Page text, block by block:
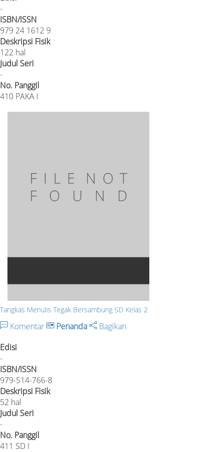
-
ISBN/ISSN
979 24 1612 9
Deskripsi Fisik
122 hal
Judul Seri
-
No. Panggil
410 PAKA I
Tangkas Menulis Tegak Bersambung SD Kelas 2
Komentar Penanda
Bagikan
Edisi
-
ISBN/ISSN
979-514-766-8
Deskripsi Fisik
52 hal
Judul Seri
-
No. Panggil
411 SD I